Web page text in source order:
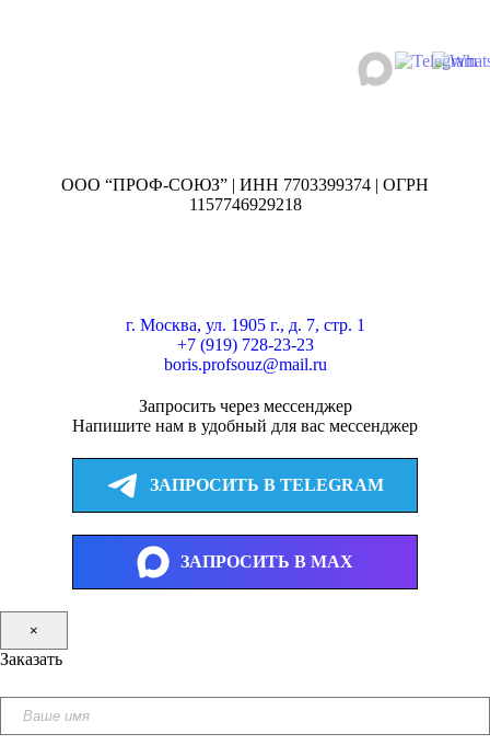
ООО “ПРОФ-СОЮЗ” | ИНН 7703399374 | ОГРН
1157746929218
г. Москва, ул. 1905 г., д. 7, стр. 1
+7 (919) 728-23-23
boris.profsouz@mail.ru
Запросить через мессенджер
Напишите нам в удобный для вас мессенджер
ЗАПРОСИТЬ В TELEGRAM
ЗАПРОСИТЬ В MAX
×
Заказать